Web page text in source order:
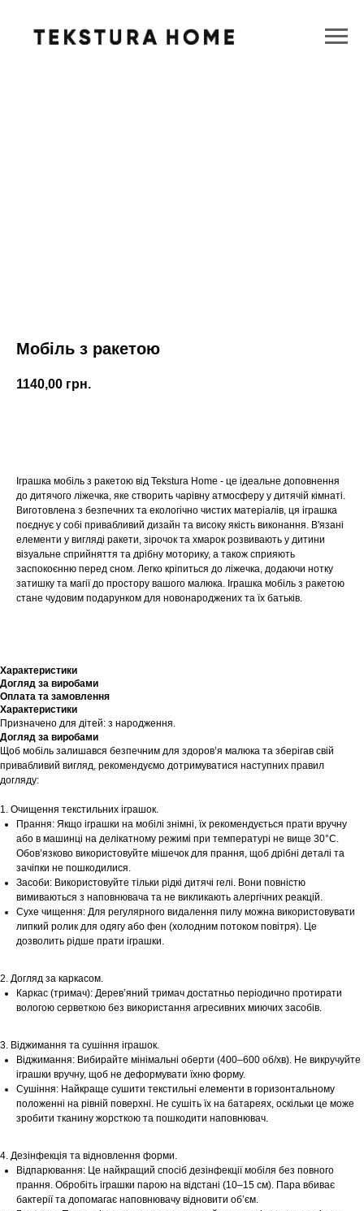
Мобіль з ракетою
1140,00 грн.
Іграшка мобіль з ракетою від Tekstura Home - це ідеальне доповнення
до дитячого ліжечка, яке створить чарівну атмосферу у дитячій кімнаті.
Виготовлена з безпечних та екологічно чистих матеріалів, ця іграшка
поєднує у собі привабливий дизайн та високу якість виконання. В'язані
елементи у вигляді ракети, зірочок та хмарок розвивають у дитини
візуальне сприйняття та дрібну моторику, а також сприяють
заспокоєнню перед сном. Легко кріпиться до ліжечка, додаючи нотку
затишку та магії до простору вашого малюка. Іграшка мобіль з ракетою
стане чудовим подарунком для новонароджених та їх батьків.
Характеристики
Догляд за виробами
Оплата та замовлення
Характеристики
Призначено для дітей: з народження.
Догляд за виробами
Щоб мобіль залишався безпечним для здоров’я малюка та зберігав свій
привабливий вигляд, рекомендуємо дотримуватися наступних правил
догляду:
1. Очищення текстильних іграшок.
Прання: Якщо іграшки на мобілі знімні, їх рекомендується прати вручну
або в машинці на делікатному режимі при температурі не вище 30°C.
Обов’язково використовуйте мішечок для прання, щоб дрібні деталі та
зачіпки не пошкодилися.
Засоби: Використовуйте тільки рідкі дитячі гелі. Вони повністю
вимиваються з наповнювача та не викликають алергічних реакцій.
Сухе чищення: Для регулярного видалення пилу можна використовувати
липкий ролик для одягу або фен (холодним потоком повітря). Це
дозволить рідше прати іграшки.
2. Догляд за каркасом.
Каркас (тримач): Дерев’яний тримач достатньо періодично протирати
вологою серветкою без використання агресивних миючих засобів.
3. Віджимання та сушіння іграшок.
Віджимання: Вибирайте мінімальні оберти (400–600 об/хв). Не викручуйте
іграшки вручну, щоб не деформувати їхню форму.
Сушіння: Найкраще сушити текстильні елементи в горизонтальному
положенні на рівній поверхні. Не сушіть їх на батареях, оскільки це може
зробити тканину жорсткою та пошкодити наповнювач.
4. Дезінфекція та відновлення форми.
Відпарювання: Це найкращий спосіб дезінфекції мобіля без повного
прання. Обробіть іграшки парою на відстані (10–15 см). Пара вбиває
бактерії та допомагає наповнювачу відновити об’єм.